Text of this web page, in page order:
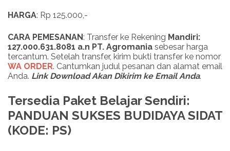
HARGA: Rp 125.000,-
CARA PEMESANAN: Transfer ke Rekening Mandiri:
127.000.631.8081 a.n PT. Agromania sebesar harga
tercantum. Setelah transfer, kirim bukti transfer ke nomor
WA ORDER. Cantumkan judul pesanan dan alamat email
Anda. Link Download Akan Dikirim ke Email Anda.
Tersedia Paket Belajar Sendiri:
PANDUAN SUKSES BUDIDAYA SIDAT
(KODE: PS)